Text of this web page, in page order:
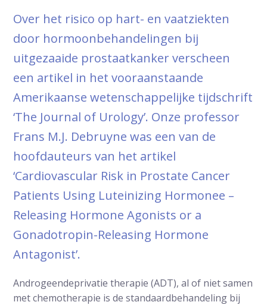
Over het risico op hart- en vaatziekten
door hormoonbehandelingen bij
uitgezaaide prostaatkanker verscheen
een artikel in het vooraanstaande
Amerikaanse wetenschappelijke tijdschrift
‘The Journal of Urology’. Onze professor
Frans M.J. Debruyne was een van de
hoofdauteurs van het artikel
‘Cardiovascular Risk in Prostate Cancer
Patients Using Luteinizing Hormonee –
Releasing Hormone Agonists or a
Gonadotropin-Releasing Hormone
Antagonist’.
Androgeendeprivatie therapie (ADT), al of niet samen
met chemotherapie is de standaardbehandeling bij